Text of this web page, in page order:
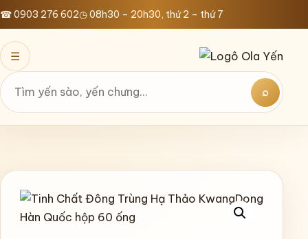
Bỏ
qua
nội
dung
☎ 0903 276 602◷ 08h30 – 20h30, thứ 2 – thứ 7
☰
Tìm
⌕